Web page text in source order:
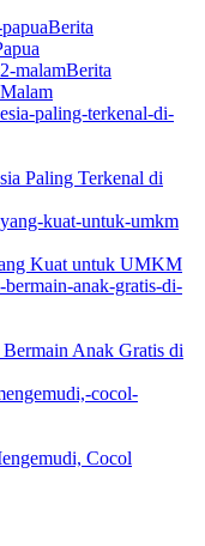
Berita
Berita
Paling Terkenal di
Kuat untuk UMKM
Bermain Anak Gratis di
Cocol